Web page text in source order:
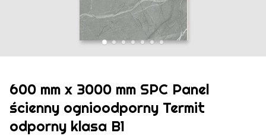
600 mm x 3000 mm SPC Panel
ścienny ognioodporny Termit
odporny klasa B1